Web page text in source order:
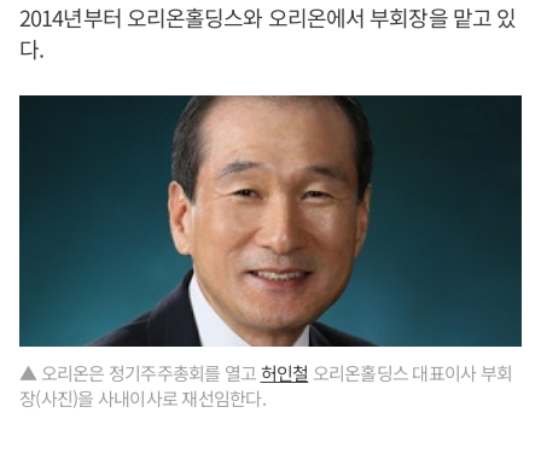
2014년부터 오리온홀딩스와 오리온에서 부회장을 맡고 있
다.
▲ 오리온은 정기주주총회를 열고허인철 오리온홀딩스 대표이사 부회
장(사진)을 사내이사로 재선임한다.